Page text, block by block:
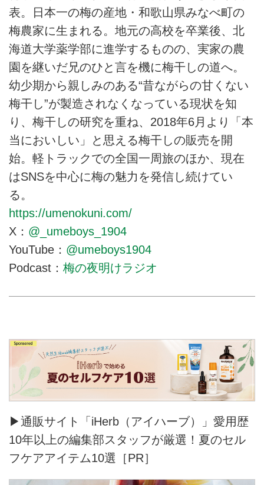
表。日本一の梅の産地・和歌山県みなべ町の
梅農家に生まれる。地元の高校を卒業後、北
海道大学薬学部に進学するものの、実家の農
園を継いだ兄のひと言を機に梅干しの道へ。
幼少期から親しみのある“昔ながらの甘くない
梅干し”が製造されなくなっている現状を知
り、梅干しの研究を重ね、2018年6月より「本
当においしい」と思える梅干しの販売を開
始。軽トラックでの全国一周旅のほか、現在
はSNSを中心に梅の魅力を発信し続けてい
る。
https://umenokuni.com/
X： @_umeboys_1904
YouTube： @umeboys1904
Podcast： 梅の夜明けラジオ
▶通販サイト「iHerb（アイハーブ）」愛用歴
10年以上の編集部スタッフが厳選！夏のセル
フケアアイテム10選［PR］